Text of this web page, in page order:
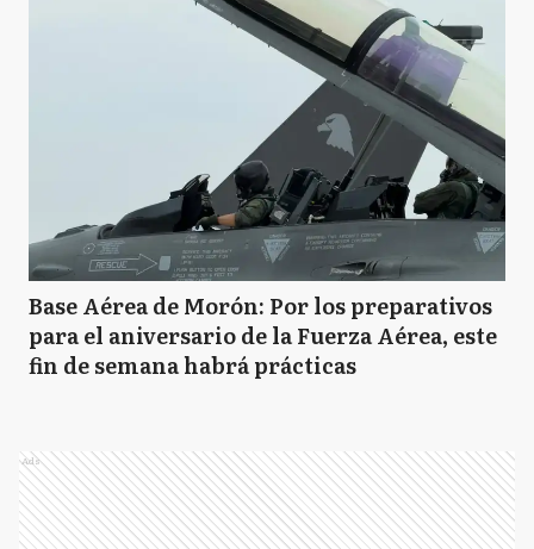
Base Aérea de Morón: Por los preparativos
para el aniversario de la Fuerza Aérea, este
fin de semana habrá prácticas
Ads